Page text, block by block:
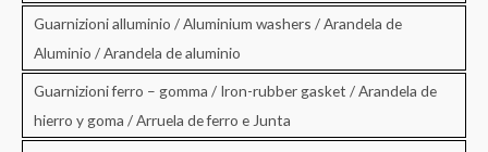
Guarnizioni alluminio / Aluminium washers / Arandela de
Aluminio / Arandela de aluminio
Guarnizioni ferro – gomma / Iron-rubber gasket / Arandela de
hierro y goma / Arruela de ferro e Junta